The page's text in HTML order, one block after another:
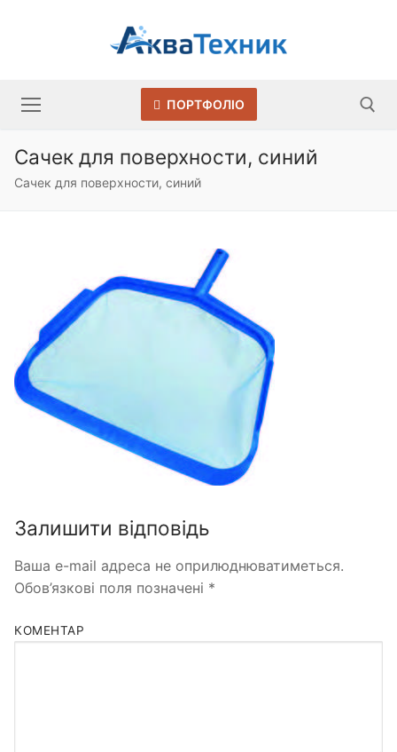
ПОРТФОЛІО
Сачек для поверхности, синий
Сачек для поверхности, синий
Залишити відповідь
Ваша e-mail адреса не оприлюднюватиметься.
Обов’язкові поля позначені *
КОМЕНТАР